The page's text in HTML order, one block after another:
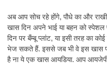
अब आप सोच रहे होंगे, पौधे का और
खास दिन अपने भाई या बहन को
दिन पर बँम्बू प्लांट, या इसी तरह का
भेज सकते हैं. इससे जब भी वे इस खास
है ना ये एक खास आयडिया. आप